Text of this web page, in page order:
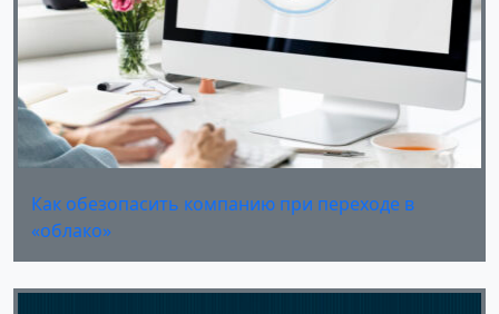
Как обезопасить компанию при переходе в
«облако»